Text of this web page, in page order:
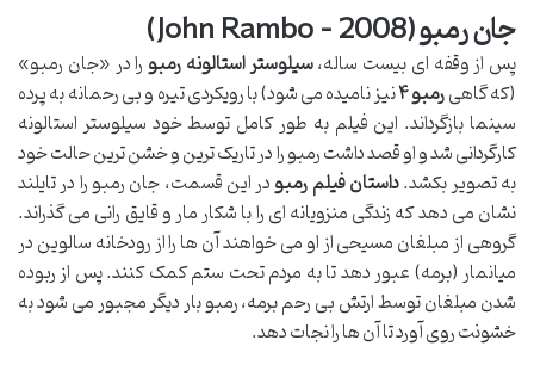
جان رمبو (John Rambo – 2008)
پس از وقفه ای بیست ساله،سیلوستر استالونه رمبورا در «جان رمبو»
(که گاهیرمبو ۴ نیز نامیده می شود) با رویکردی تیره و بی رحمانه به پرده
سینما بازگرداند. این فیلم به طور کامل توسط خود سیلوستر استالونه
کارگردانی شد و او قصد داشت رمبو را در تاریک ترین و خشن ترین حالت خود
به تصویر بکشد.داستان فیلم رمبودر این قسمت، جان رمبو را در تایلند
نشان می دهد که زندگی منزویانه ای را با شکار مار و قایق رانی می گذراند.
گروهی از مبلغان مسیحی از او می خواهند آن ها را از رودخانه سالوین در
میانمار (برمه) عبور دهد تا به مردم تحت ستم کمک کنند. پس از ربوده
شدن مبلغان توسط ارتش بی رحم برمه، رمبو بار دیگر مجبور می شود به
خشونت روی آورد تا آن ها را نجات دهد.